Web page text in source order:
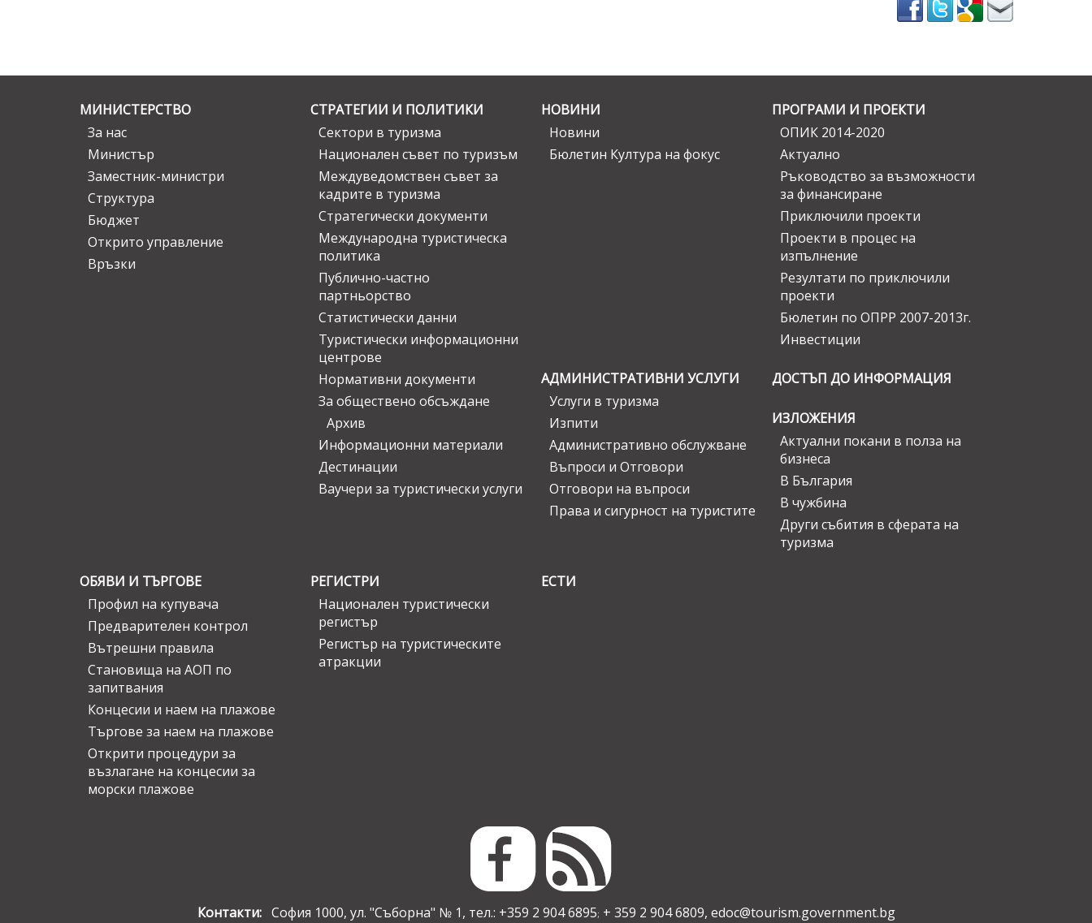
МИНИСТЕРСТВО
За нас
Министър
Заместник-министри
Структура
Бюджет
Открито управление
Връзки
СТРАТЕГИИ И ПОЛИТИКИ
Сектори в туризма
Национален съвет по туризъм
Междуведомствен съвет за
кадрите в туризма
Стратегически документи
Международна туристическа
политика
Публично-частно
партньорство
Статистически данни
Туристически информационни
центрове
Нормативни документи
За обществено обсъждане
Архив
Информационни материали
Дестинации
Ваучери за туристически услуги
НОВИНИ
Новини
Бюлетин Култура на фокус
ПРОГРАМИ И ПРОЕКТИ
ОПИК 2014-2020
Актуално
Ръководство за възможности
за финансиране
Приключили проекти
Проекти в процес на
изпълнение
Резултати по приключили
проекти
Бюлетин по ОПРР 2007-2013г.
Инвестиции
АДМИНИСТРАТИВНИ УСЛУГИ
Услуги в туризма
Изпити
Административно обслужване
Въпроси и Отговори
Отговори на въпроси
Права и сигурност на туристите
ДОСТЪП ДО ИНФОРМАЦИЯ
ИЗЛОЖЕНИЯ
Актуални покани в полза на
бизнеса
В България
В чужбина
Други събития в сферата на
туризма
ОБЯВИ И ТЪРГОВЕ
Профил на купувача
Предварителен контрол
Вътрешни правила
Становища на АОП по
запитвания
Концесии и наем на плажове
Търгове за наем на плажове
Открити процедури за
възлагане на концесии за
морски плажове
РЕГИСТРИ
Национален туристически
регистър
Регистър на туристическите
атракции
ЕСТИ
Контакти:София 1000, ул. "Съборна" № 1, тел.: +359 2 904 6895; + 359 2 904 6809, edoc@tourism.government.bg